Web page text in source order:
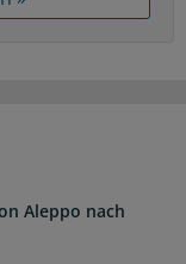
Aleppo nach